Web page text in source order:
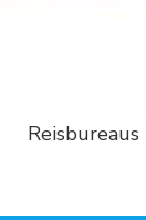
Reisbureaus